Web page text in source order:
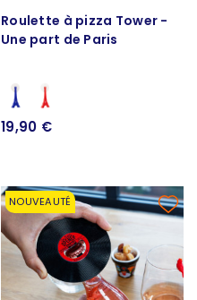
Roulette à pizza Tower -
Une part de Paris
19,90 €
NOUVEAUTÉ